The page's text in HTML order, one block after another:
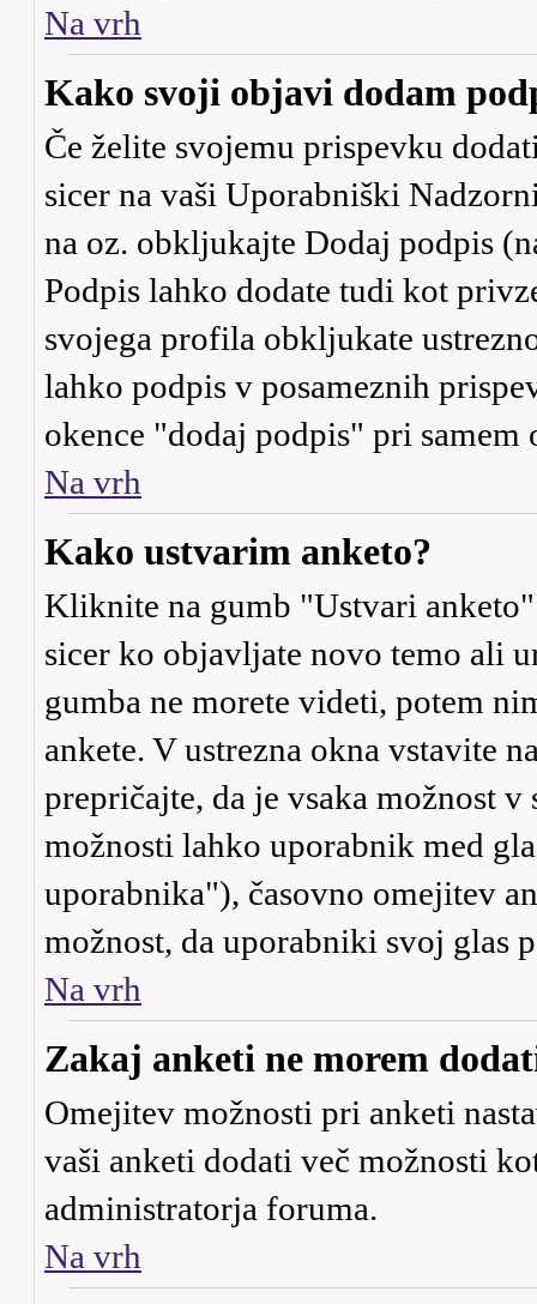
Na vrh
Kako svoji objavi dodam
Če želite svojemu prispevku
sicer na vaši Uporabniški
na oz. obkljukajte Dodaj podpis
Podpis lahko dodate tudi kot
svojega profila obkljukate
lahko podpis v posameznih
okence "dodaj podpis" pri samem
Na vrh
Kako ustvarim anketo?
Kliknite na gumb "Ustvari
sicer ko objavljate novo temo ali
gumba ne morete videti, potem
ankete. V ustrezna okna vstavite
prepričajte, da je vsaka možnost
možnosti lahko uporabnik med
uporabnika"), časovno omejitev
možnost, da uporabniki svoj glas
Na vrh
Zakaj anketi ne morem
Omejitev možnosti pri anketi
vaši anketi dodati več možnosti
administratorja foruma.
Na vrh